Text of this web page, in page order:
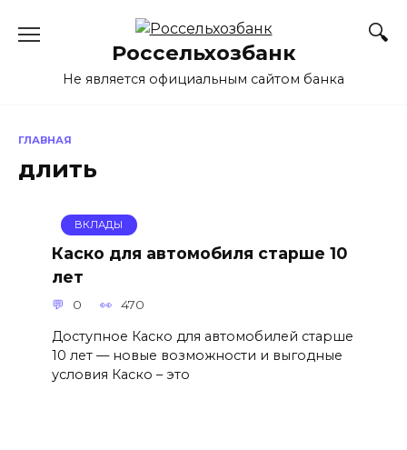
Россельхозбанк
Не является официальным сайтом банка
ГЛАВНАЯ
длить
ВКЛАДЫ
Каско для автомобиля старше 10
лет
0 470
Доступное Каско для автомобилей старше
10 лет — новые возможности и выгодные
условия Каско – это